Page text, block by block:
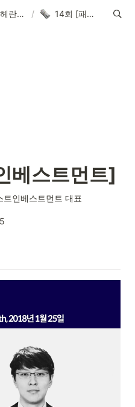
테헤란로펀딩클럽 / 14회 [패스트인베스트먼트]
베스트먼트]
트인베스트먼트 대표